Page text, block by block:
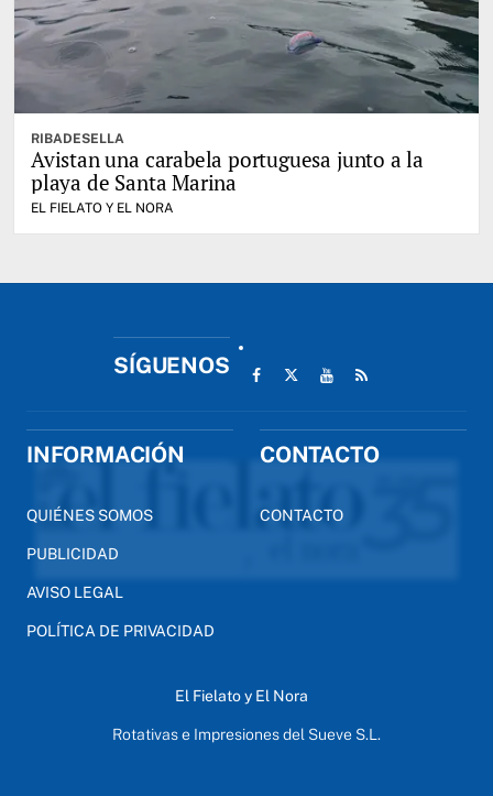
RIBADESELLA
Avistan una carabela portuguesa junto a la
playa de Santa Marina
EL FIELATO Y EL NORA
SÍGUENOS
INFORMACIÓN
QUIÉNES SOMOS
PUBLICIDAD
AVISO LEGAL
POLÍTICA DE PRIVACIDAD
CONTACTO
CONTACTO
El Fielato y El Nora
Rotativas e Impresiones del Sueve S.L.